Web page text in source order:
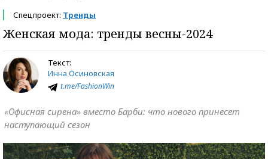
Спецпроект: Тренды
Женская мода: тренды весны-2024
Текст:
Инна Осиновская
t.me/FashionWin
«Офисная сирена» вместо Барби: что нового принесет
наступающий сезон